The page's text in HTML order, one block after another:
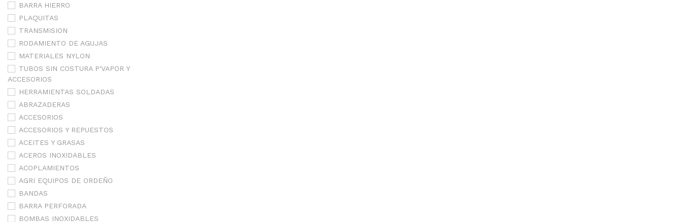
BARRA HIERRO
PLAQUITAS
TRANSMISION
RODAMIENTO DE AGUJAS
MATERIALES NYLON
TUBOS SIN COSTURA P'VAPOR Y
ACCESORIOS
HERRAMIENTAS SOLDADAS
ABRAZADERAS
ACCESORIOS
ACCESORIOS Y REPUESTOS
ACEITES Y GRASAS
ACEROS INOXIDABLES
ACOPLAMIENTOS
AGRI EQUIPOS DE ORDEÑO
BANDAS
BARRA PERFORADA
BOMBAS INOXIDABLES